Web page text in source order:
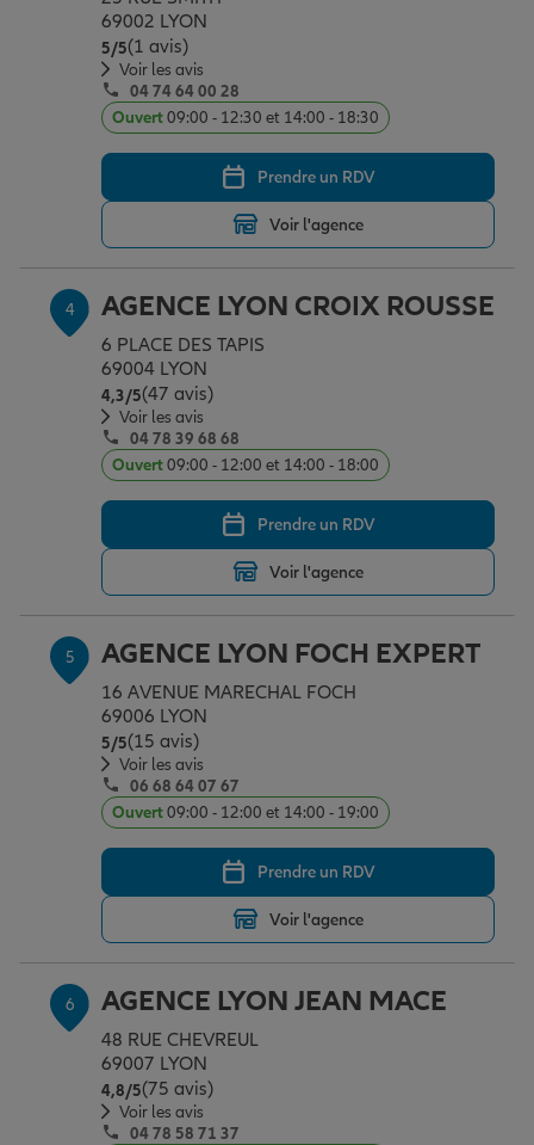
Garantie des accidents de la vie
Assurance scolaire
Protection juridique
Retraite
Tous nos devis d'assurance
69002 LYON
5/5Note de 5 sur 5
(1 avis)
Voir les avis
04 74 64 00 28
Ouvert09:00 - 12:30 et 14:00 - 18:30
Prendre un RDV
Voir l'agence
4 AGENCE LYON CROIX ROUSSE
6 PLACE DES TAPIS
69004 LYON
4,3/5Note de 4.3 sur 5
(47 avis)
Voir les avis
04 78 39 68 68
Ouvert09:00 - 12:00 et 14:00 - 18:00
Prendre un RDV
Voir l'agence
5 AGENCE LYON FOCH EXPERT
16 AVENUE MARECHAL FOCH
69006 LYON
5/5Note de 5 sur 5
(15 avis)
Voir les avis
06 68 64 07 67
Ouvert09:00 - 12:00 et 14:00 - 19:00
Prendre un RDV
Voir l'agence
6 AGENCE LYON JEAN MACE
48 RUE CHEVREUL
69007 LYON
4,8/5Note de 4.8 sur 5
(75 avis)
Voir les avis
04 78 58 71 37